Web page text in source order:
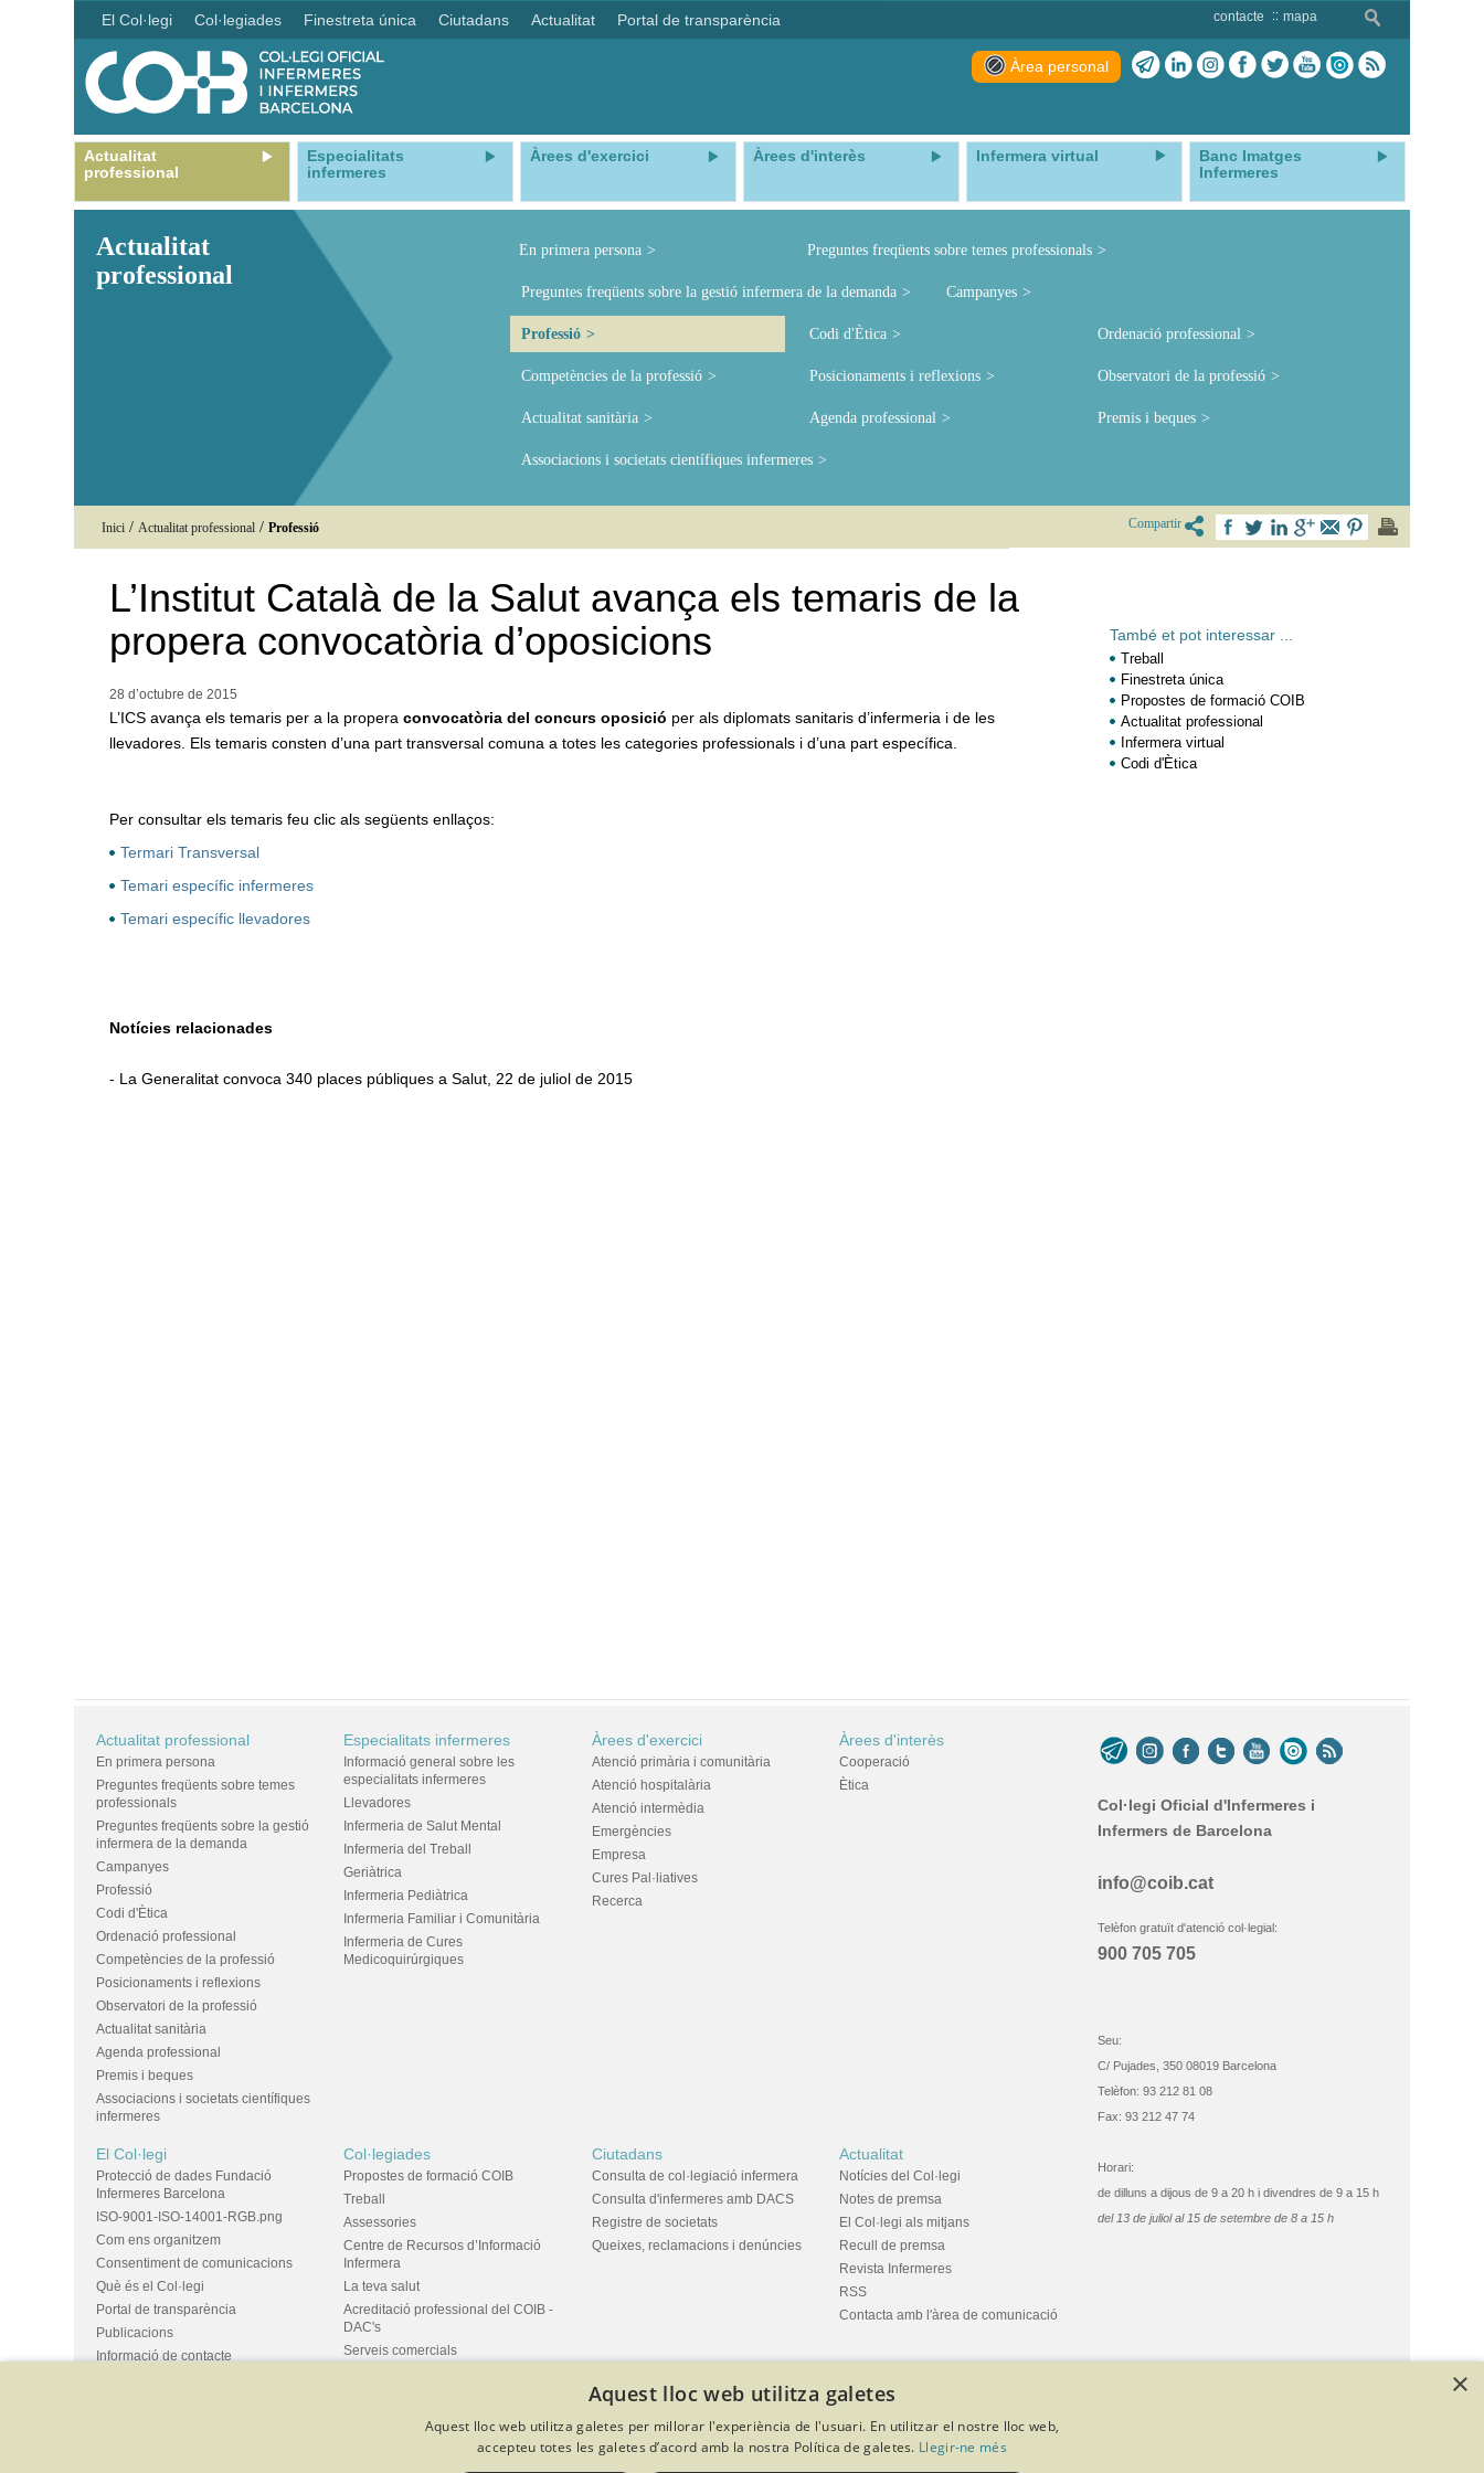
El Col·legi Col·legiades Finestreta única Ciutadans Actualitat Portal de transparència contacte mapa
Àrea personal
Actualitat
professional
Especialitats
infermeres
Àrees d'exercici Àrees d'interès Infermera virtual
Banc Imatges
Infermeres
Actualitat
professional
En primera persona Preguntes freqüents sobre temes professionals
Preguntes freqüents sobre la gestió infermera de la demanda Campanyes
Professió Codi d'Ètica Ordenació professional
Competències de la professió Posicionaments i reflexions Observatori de la professió
Actualitat sanitària Agenda professional Premis i beques
Associacions i societats científiques infermeres
Inici / Actualitat professional / Professió Compartir
L’Institut Català de la Salut avança els temaris de la
propera convocatòria d’oposicions
28 d’octubre de 2015
L’ICS avança els temaris per a la propera convocatòria del concurs oposició per als diplomats sanitaris d’infermeria i de les
llevadores. Els temaris consten d’una part transversal comuna a totes les categories professionals i d’una part específica.
Per consultar els temaris feu clic als següents enllaços:
Termari Transversal
Temari específic infermeres
Temari específic llevadores
Notícies relacionades
- La Generalitat convoca 340 places públiques a Salut, 22 de juliol de 2015
També et pot interessar ...
Treball
Finestreta única
Propostes de formació COIB
Actualitat professional
Infermera virtual
Codi d'Ètica
Actualitat professional
En primera persona
Preguntes freqüents sobre temes
professionals
Preguntes freqüents sobre la gestió
infermera de la demanda
Campanyes
Professió
Codi d'Ètica
Ordenació professional
Competències de la professió
Posicionaments i reflexions
Observatori de la professió
Actualitat sanitària
Agenda professional
Premis i beques
Associacions i societats científiques
infermeres
Especialitats infermeres
Informació general sobre les
especialitats infermeres
Llevadores
Infermeria de Salut Mental
Infermeria del Treball
Geriàtrica
Infermeria Pediàtrica
Infermeria Familiar i Comunitària
Infermeria de Cures
Medicoquirúrgiques
Àrees d'exercici
Atenció primària i comunitària
Atenció hospitalària
Atenció intermèdia
Emergències
Empresa
Cures Pal·liatives
Recerca
Àrees d'interès
Cooperació
Ètica
El Col·legi
Protecció de dades Fundació
Infermeres Barcelona
ISO-9001-ISO-14001-RGB.png
Com ens organitzem
Consentiment de comunicacions
Què és el Col·legi
Portal de transparència
Publicacions
Informació de contacte
Col·legiades
Propostes de formació COIB
Treball
Assessories
Centre de Recursos d’Informació
Infermera
La teva salut
Acreditació professional del COIB -
DAC's
Serveis comercials
Ciutadans
Consulta de col·legiació infermera
Consulta d'infermeres amb DACS
Registre de societats
Queixes, reclamacions i denúncies
Actualitat
Notícies del Col·legi
Notes de premsa
El Col·legi als mitjans
Recull de premsa
Revista Infermeres
RSS
Contacta amb l'àrea de comunicació
Col·legi Oficial d'Infermeres i
Infermers de Barcelona
info@coib.cat
Telèfon gratuït d'atenció col·legial:
900 705 705
Seu:
C/ Pujades, 350 08019 Barcelona
Telèfon: 93 212 81 08
Fax: 93 212 47 74
Horari:
de dilluns a dijous de 9 a 20 h i divendres de 9 a 15 h
del 13 de juliol al 15 de setembre de 8 a 15 h
Criteris de privacitat Política de cookies Avís legal Política de protecció de dades
×
Aquest lloc web utilitza galetes
Aquest lloc web utilitza galetes per millorar l'experiència de l'usuari. En utilitzar el nostre lloc web,
accepteu totes les galetes d’acord amb la nostra Política de galetes. Llegir-ne més